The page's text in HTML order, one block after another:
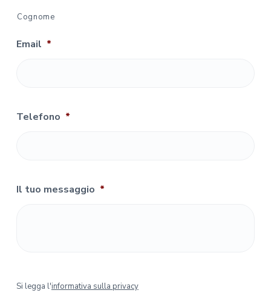
Cognome
Email *
Telefono *
Il tuo messaggio *
S
Si legga l'informativa sulla privacy